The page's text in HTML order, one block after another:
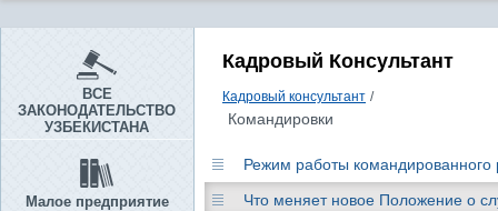
ВСЕ
ЗАКОНОДАТЕЛЬСТВО
УЗБЕКИСТАНА
Малое предприятие
Кадровый Консультант
Кадровый консультант /
Командировки
Режим работы командированного
Что меняет новое Положение о